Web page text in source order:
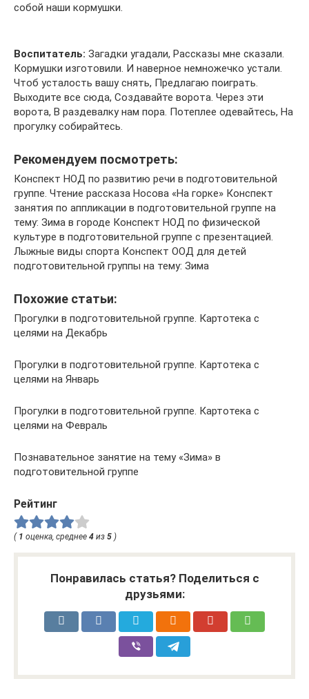
собой наши кормушки.
Воспитатель: Загадки угадали, Рассказы мне сказали.
Кормушки изготовили. И наверное немножечко устали.
Чтоб усталость вашу снять, Предлагаю поиграть.
Выходите все сюда, Создавайте ворота. Через эти
ворота, В раздевалку нам пора. Потеплее одевайтесь, На
прогулку собирайтесь.
Рекомендуем посмотреть:
Конспект НОД по развитию речи в подготовительной
группе. Чтение рассказа Носова «На горке» Конспект
занятия по аппликации в подготовительной группе на
тему: Зима в городе Конспект НОД по физической
культуре в подготовительной группе с презентацией.
Лыжные виды спорта Конспект ООД для детей
подготовительной группы на тему: Зима
Похожие статьи:
Прогулки в подготовительной группе. Картотека с
целями на Декабрь
Прогулки в подготовительной группе. Картотека с
целями на Январь
Прогулки в подготовительной группе. Картотека с
целями на Февраль
Познавательное занятие на тему «Зима» в
подготовительной группе
Рейтинг
( 1 оценка, среднее 4 из 5 )
Понравилась статья? Поделиться с
друзьями: